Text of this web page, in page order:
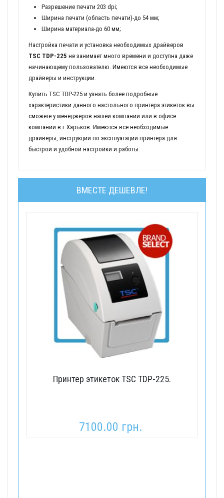
Разрешение печати 203 dpi;
Ширина печати (область печати)-до 54 мм;
Ширина материала-до 60 мм;
Настройка печати и установка необходимых драйверов
TSC TDP-225 не занимает много времени и доступна даже
начинающему пользователю. Имеются все необходимые
драйверы и инструкции.
Купить TSC TDP-225 и узнать более подробные
характеристики данного настольного принтера этикеток вы
сможете у менеджеров нашей компании или в офисе
компании в г.Харьков. Имеются все необходимые
драйверы, инструкции по эксплуатации принтера для
быстрой и удобной настройки и работы.
ВМЕСТЕ ДЕШЕВЛЕ!
Принтер этикеток TSC TDP-225.
7100.00 грн.